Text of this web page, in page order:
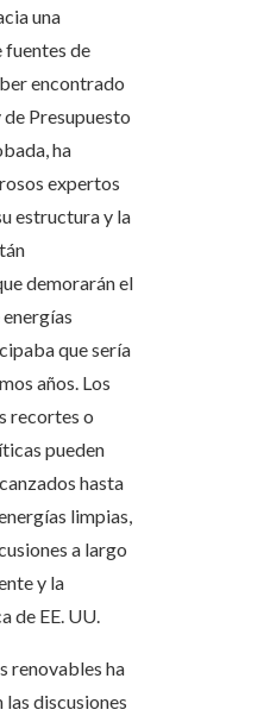
una
fuentes de
encontrado
Presupuesto
ha
expertos
estructura y la
demorarán el
que sería
años. Los
recortes o
pueden
hasta
limpias,
a largo
y la
de EE. UU.
renovables ha
discusiones